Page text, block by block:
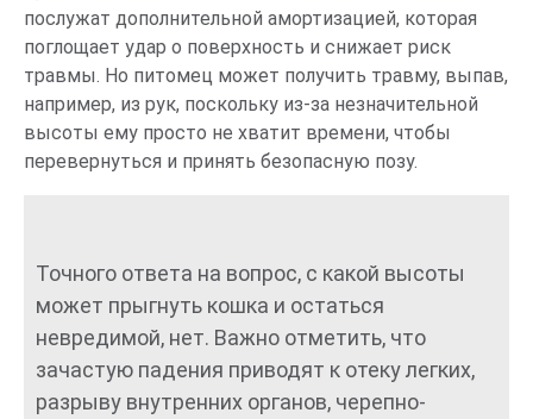
послужат дополнительной амортизацией, которая
поглощает удар о поверхность и снижает риск
травмы. Но питомец может получить травму, выпав,
например, из рук, поскольку из-за незначительной
высоты ему просто не хватит времени, чтобы
перевернуться и принять безопасную позу.
Точного ответа на вопрос, с какой высоты
может прыгнуть кошка и остаться
невредимой, нет. Важно отметить, что
зачастую падения приводят к отеку легких,
разрыву внутренних органов, черепно-